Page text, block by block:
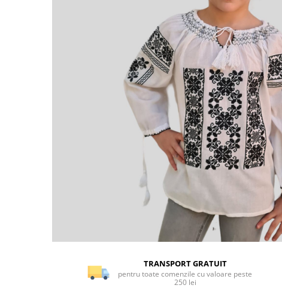
TRANSPORT GRATUIT
pentru toate comenzile cu valoare peste
250 lei